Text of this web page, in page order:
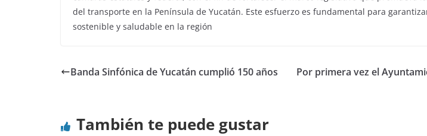
del transporte en la Península de Yucatán. Este esfuerzo es fundamental para
sostenible y saludable en la región
Banda Sinfónica de Yucatán cumplió 150 años
Por primera vez el
También te puede gustar